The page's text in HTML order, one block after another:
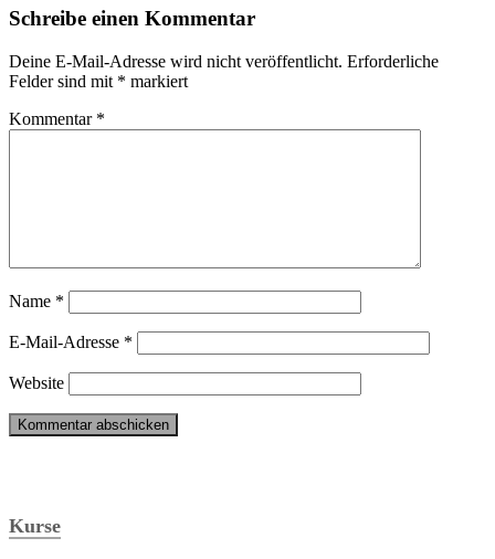
Schreibe einen Kommentar
Deine E-Mail-Adresse wird nicht veröffentlicht. Erforderliche
Felder sind mit * markiert
Kommentar *
Name *
E-Mail-Adresse *
Website
Kurse